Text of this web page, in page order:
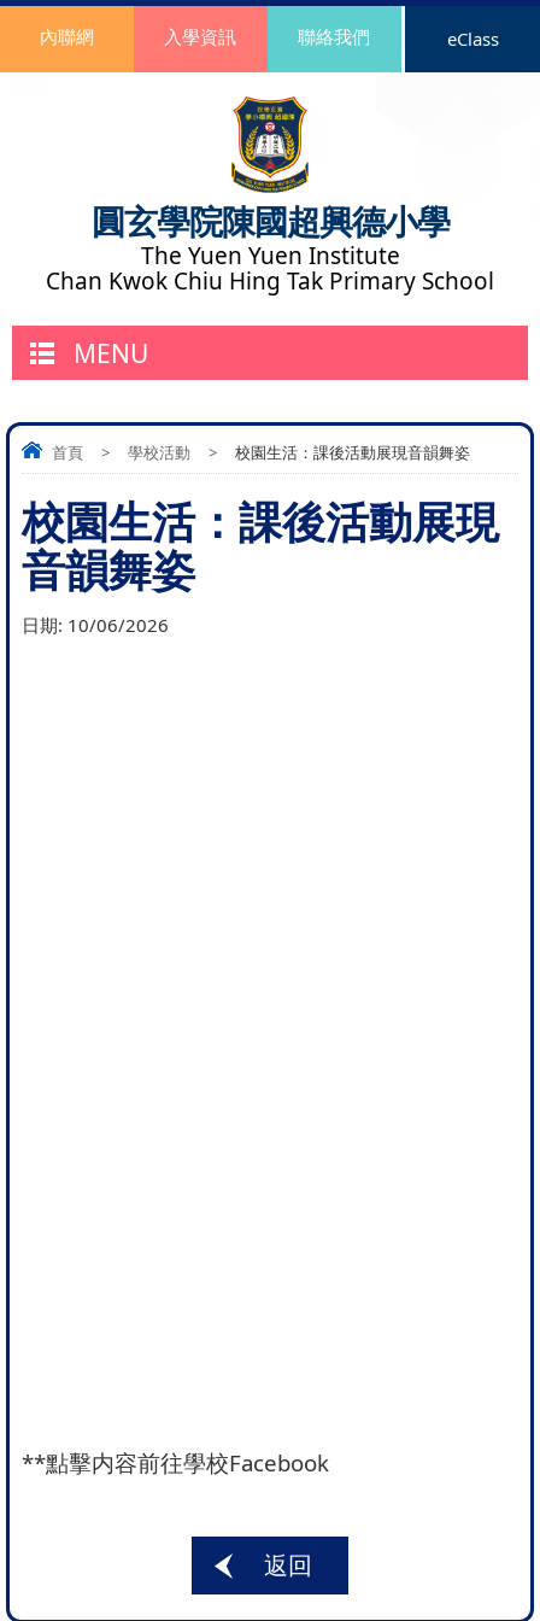
圓玄學院陳國超興德小學
The Yuen Yuen Institute
Chan Kwok Chiu Hing Tak Primary School
內聯網 入學資訊 聯絡我們 eClass
MENU
首頁 > 學校活動 > 校園生活：課後活動展現音韻舞姿
校園生活：課後活動展現
音韻舞姿
日期: 10/06/2026
**點擊内容前往學校Facebook
返回